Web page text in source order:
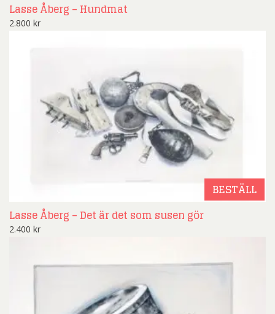
Lasse Åberg – Hundmat
2.800 kr
BESTÄLL
Lasse Åberg – Det är det som susen gör
2.400 kr